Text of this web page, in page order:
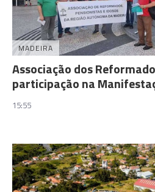
MADEIRA
Associação dos
participação na
15:55